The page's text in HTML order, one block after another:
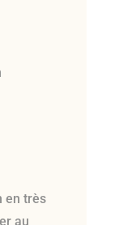
en très
au